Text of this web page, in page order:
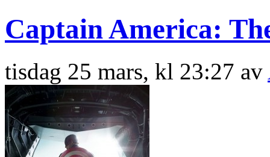
Captain America:
tisdag 25 mars, kl 23:27 av